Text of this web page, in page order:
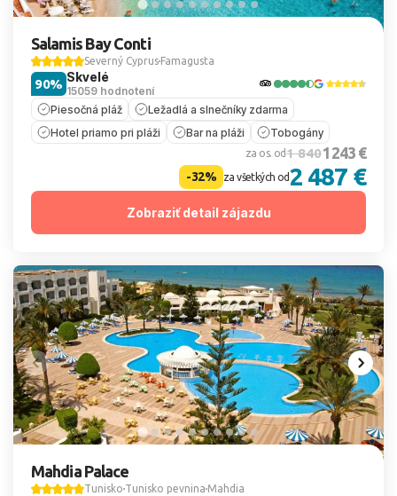
Salamis Bay Conti
Severný Cyprus Famagusta
Skvelé
15059 hodnotení
90%
Piesočná pláž
Ležadlá a slnečníky zdarma
Hotel priamo pri pláži
Bar na pláži Tobogány
za os. od1 8401 243 €
-32% za všetkých od2 487 €
Zobraziť detail zájazdu
Mahdia Palace
Tunisko Tunisko pevnina Mahdia